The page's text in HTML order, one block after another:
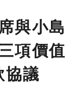
與小島
項價值
議